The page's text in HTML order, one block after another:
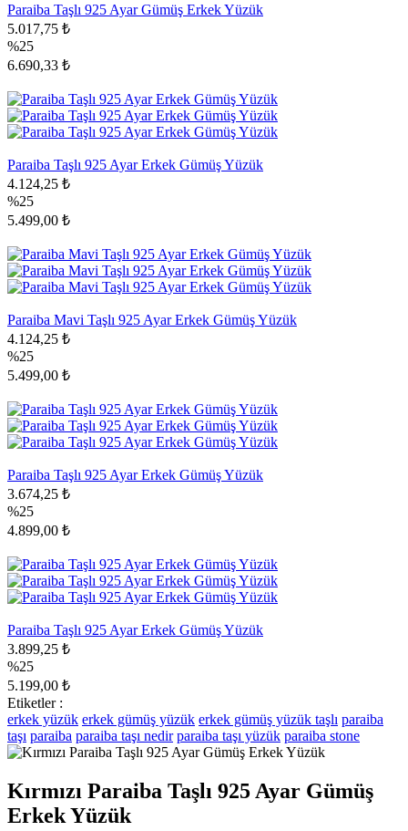
Paraiba Taşlı 925 Ayar Gümüş Erkek Yüzük
5.017,75 ₺
%25
6.690,33 ₺
Paraiba Taşlı 925 Ayar Erkek Gümüş Yüzük
4.124,25 ₺
%25
5.499,00 ₺
Paraiba Mavi Taşlı 925 Ayar Erkek Gümüş Yüzük
4.124,25 ₺
%25
5.499,00 ₺
Paraiba Taşlı 925 Ayar Erkek Gümüş Yüzük
3.674,25 ₺
%25
4.899,00 ₺
Paraiba Taşlı 925 Ayar Erkek Gümüş Yüzük
3.899,25 ₺
%25
5.199,00 ₺
Etiketler :
erkek yüzük erkek gümüş yüzük erkek gümüş yüzük taşlı paraiba
taşı paraiba paraiba taşı nedir paraiba taşı yüzük paraiba stone
Kırmızı Paraiba Taşlı 925 Ayar Gümüş
Erkek Yüzük